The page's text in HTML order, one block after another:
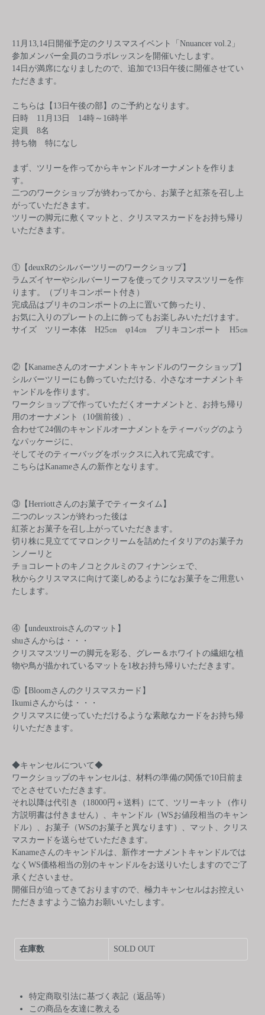
11月13,14日開催予定のクリスマスイベント「Nnuancer vol.2」
参加メンバー全員のコラボレッスンを開催いたします。
14日が満席になりましたので、追加で13日午後に開催させてい
ただきます。
こちらは【13日午後の部】のご予約となります。
日時 11月13日 14時～16時半
定員 8名
持ち物 特になし
まず、ツリーを作ってからキャンドルオーナメントを作りま
す。
二つのワークショップが終わってから、お菓子と紅茶を召し上
がっていただきます。
ツリーの脚元に敷くマットと、クリスマスカードをお持ち帰り
いただきます。
①【deuxRのシルバーツリーのワークショップ】
ラムズイヤーやシルバーリーフを使ってクリスマスツリーを作
ります。（ブリキコンポート付き）
完成品はブリキのコンポートの上に置いて飾ったり、
お気に入りのプレートの上に飾ってもお楽しみいただけます。
サイズ ツリー本体 H25㎝ φ14㎝ ブリキコンポート H5㎝
②【Kanameさんのオーナメントキャンドルのワークショップ】
シルバーツリーにも飾っていただける、小さなオーナメントキ
ャンドルを作ります。
ワークショップで作っていただくオーナメントと、お持ち帰り
用のオーナメント（10個前後）、
合わせて24個のキャンドルオーナメントをティーバッグのよう
なパッケージに、
そしてそのティーバッグをボックスに入れて完成です。
こちらはKanameさんの新作となります。
③【Herriottさんのお菓子でティータイム】
二つのレッスンが終わった後は
紅茶とお菓子を召し上がっていただきます。
切り株に見立ててマロンクリームを詰めたイタリアのお菓子カ
ンノーリと
チョコレートのキノコとクルミのフィナンシェで、
秋からクリスマスに向けて楽しめるようになお菓子をご用意い
たします。
④【undeuxtroisさんのマット】
shuさんからは・・・
クリスマスツリーの脚元を彩る、グレー＆ホワイトの繊細な植
物や鳥が描かれているマットを1枚お持ち帰りいただきます。
⑤【Bloomさんのクリスマスカード】
Ikumiさんからは・・・
クリスマスに使っていただけるような素敵なカードをお持ち帰
りいただきます。
◆キャンセルについて◆
ワークショップのキャンセルは、材料の準備の関係で10日前ま
でとさせていただきます。
それ以降は代引き（18000円＋送料）にて、ツリーキット（作り
方説明書は付きません）、キャンドル（WSお値段相当のキャン
ドル）、お菓子（WSのお菓子と異なります）、マット、クリス
マスカードを送らせていただきます。
Kanameさんのキャンドルは、新作オーナメントキャンドルでは
なくWS価格相当の別のキャンドルをお送りいたしますのでご了
承くださいませ。
開催日が迫ってきておりますので、極力キャンセルはお控えい
ただきますようご協力お願いいたします。
在庫数 SOLD OUT
特定商取引法に基づく表記（返品等）
この商品を友達に教える